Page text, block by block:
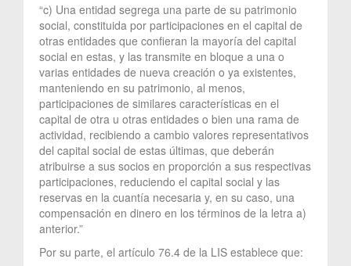
“c) Una entidad segrega una parte de su patrimonio
social, constituida por participaciones en el capital de
otras entidades que confieran la mayoría del capital
social en estas, y las transmite en bloque a una o
varias entidades de nueva creación o ya existentes,
manteniendo en su patrimonio, al menos,
participaciones de similares características en el
capital de otra u otras entidades o bien una rama de
actividad, recibiendo a cambio valores representativos
del capital social de estas últimas, que deberán
atribuirse a sus socios en proporción a sus respectivas
participaciones, reduciendo el capital social y las
reservas en la cuantía necesaria y, en su caso, una
compensación en dinero en los términos de la letra a)
anterior.”
Por su parte, el artículo 76.4 de la LIS establece que: